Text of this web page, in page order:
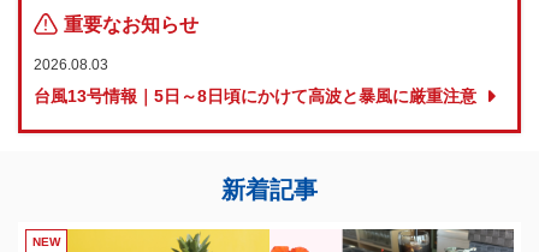
重要なお知らせ
2026.08.03
台風13号情報｜5日～8日頃にかけて高波と暴風に厳重注意
新着記事
NEW